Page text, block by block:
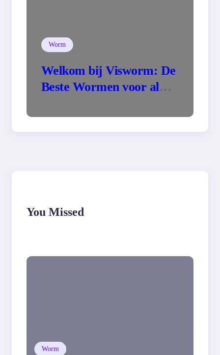
Worm
Welkom bij Visworm: De
Beste Wormen voor al
You Missed
Worm